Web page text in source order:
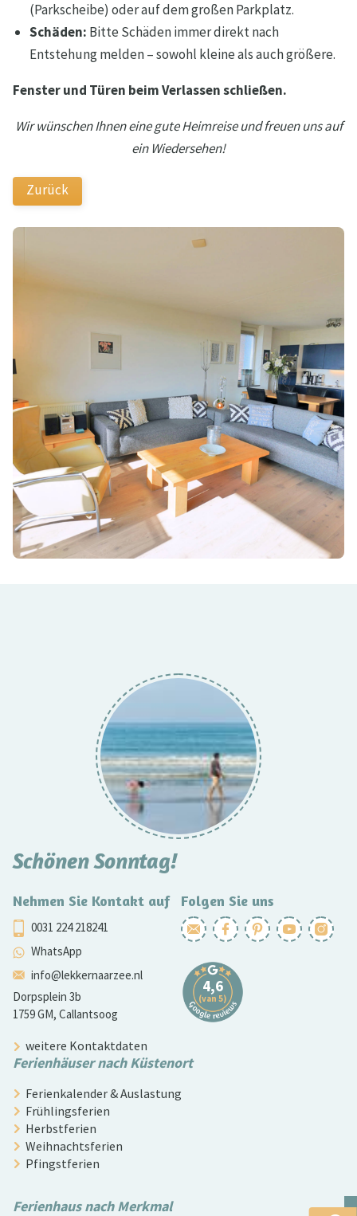
(Parkscheibe) oder auf dem großen Parkplatz.
Schäden: Bitte Schäden immer direkt nach
Entstehung melden – sowohl kleine als auch größere.
Fenster und Türen beim Verlassen schließen.
Wir wünschen Ihnen eine gute Heimreise und freuen uns auf
ein Wiedersehen!
Zurück
Schönen Sonntag!
Nehmen Sie Kontakt auf
0031 224 218241
WhatsApp
info@lekkernaarzee.nl
Dorpsplein 3b
1759 GM, Callantsoog
Folgen Sie uns
weitere Kontaktdaten
Ferienhäuser nach Küstenort
Ferienkalender & Auslastung
Frühlingsferien
Herbstferien
Weihnachtsferien
Pfingstferien
Ferienhaus nach Merkmal